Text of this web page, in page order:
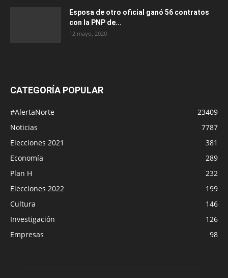
Esposa de otro oficial ganó 56 contratos
con la PNP de...
12 mayo, 2020
CATEGORÍA POPULAR
#AlertaNorte
23409
Noticias
7787
Elecciones 2021
381
Economía
289
Plan H
232
Elecciones 2022
199
Cultura
146
Investigación
126
Empresas
98